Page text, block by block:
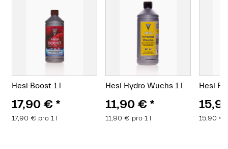
Hesi Boost 1 l
17,90 €*
17,90 € pro 1 l
Hesi Hydro Wuchs 1 l
11,90 €*
11,90 € pro 1 l
Hesi
15,90 €